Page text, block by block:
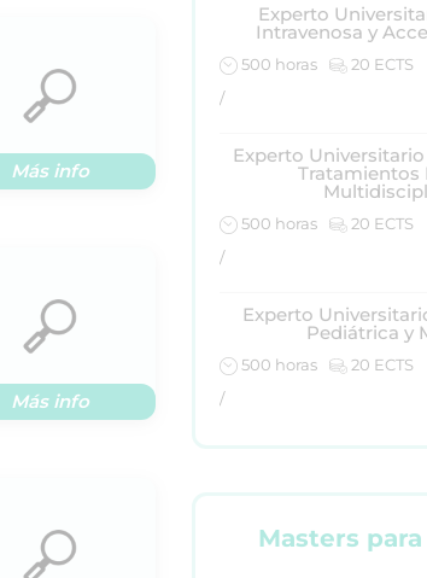
Más info
Más info
Experto
Intravenosa y
500 horas
20 ECTS
/
Experto
Tratamientos
500 horas
20 ECTS
/
Experto
Pediátrica y
500 horas
20 ECTS
/
Masters